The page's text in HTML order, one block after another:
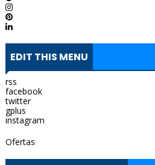
EDIT THIS MENU
rss
facebook
twitter
gplus
instagram
Ofertas